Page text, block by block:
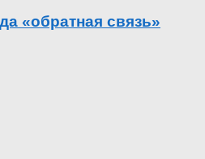
«обратная связь»